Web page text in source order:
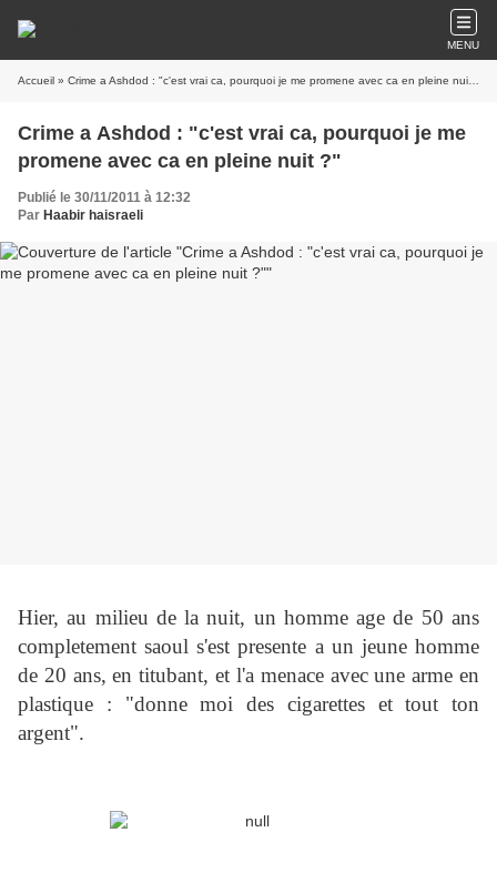
MENU
Accueil » Crime a Ashdod : "c'est vrai ca, pourquoi je me promene avec ca en pleine nuit ?"
Crime a Ashdod : "c'est vrai ca, pourquoi je me
promene avec ca en pleine nuit ?"
Publié le 30/11/2011 à 12:32
Par Haabir haisraeli
Hier, au milieu de la nuit, un homme age de 50 ans
completement saoul s'est presente a un jeune homme
de 20 ans, en titubant, et l'a menace avec une arme en
plastique : "donne moi des cigarettes et tout ton
argent".